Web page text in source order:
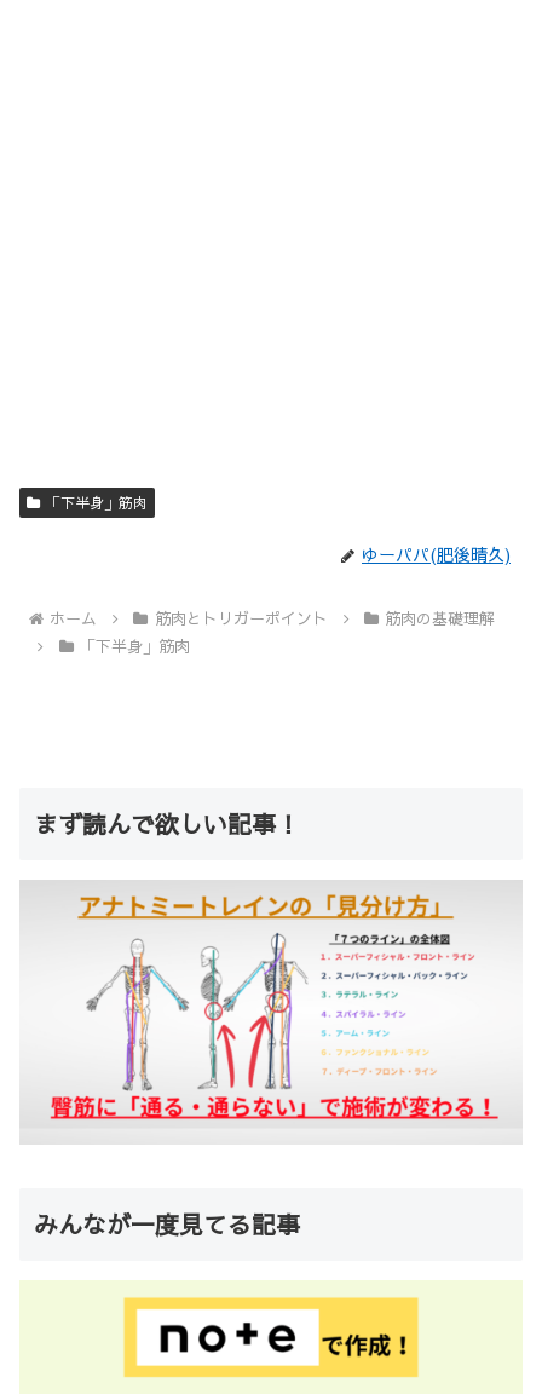
「下半身」筋肉
ゆーパパ(肥後晴久)
ホーム 筋肉とトリガーポイント
筋肉の基礎理解
「下半身」筋肉
まず読んで欲しい記事！
みんなが一度見てる記事